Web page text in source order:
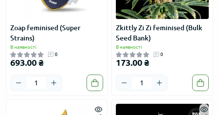
Zoap feminised (Super
Strains)
В наявності
0
693.00 ₴
Zkittly Zi Zi feminised (Bulk
Seed Bank)
В наявності
0
173.00 ₴